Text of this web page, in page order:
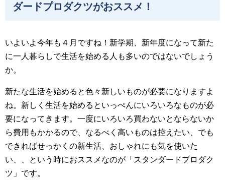
ダードプロダクツがおススメ！
いよいよ今年も４月ですね！新学期、新年度になって新た
に一人暮らしで生活を始める人も多いのではないでしょう
か。
新たな生活を始めると色々新しいものが必要になりますよ
ね。新しく生活を始めるといっぺんにいろいろなものが必
要になってきます。一度にいろいろ買わないとならないか
ら費用もかかるので、なるべく高いものは控えたい、でも
できればせっかくの新生活、おしゃれにも気を使いた
い、、という時におススメなのが「スタンダードプロダク
ツ」です。